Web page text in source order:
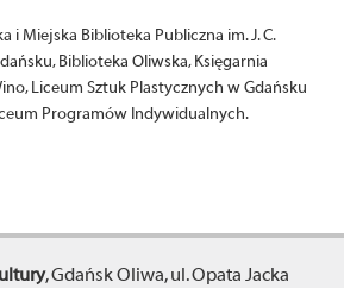
i Miejska Biblioteka Publiczna im. J. C.
Biblioteka Oliwska, Księgarnia
Liceum Sztuk Plastycznych w Gdańsku
Programów Indywidualnych.
, Gdańsk Oliwa, ul. Opata Jacka